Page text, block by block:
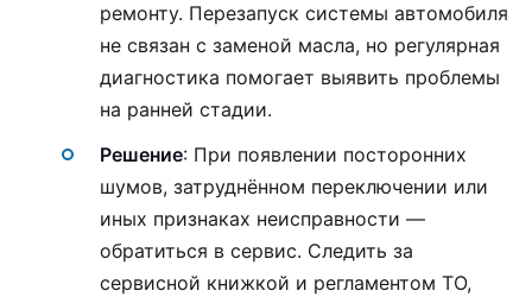
ремонту. Перезапуск системы автомобиля
не связан с заменой масла, но регулярная
диагностика помогает выявить проблемы
на ранней стадии.
Решение: При появлении посторонних
шумов, затруднённом переключении или
иных признаках неисправности —
обратиться в сервис. Следить за
сервисной книжкой и регламентом ТО,